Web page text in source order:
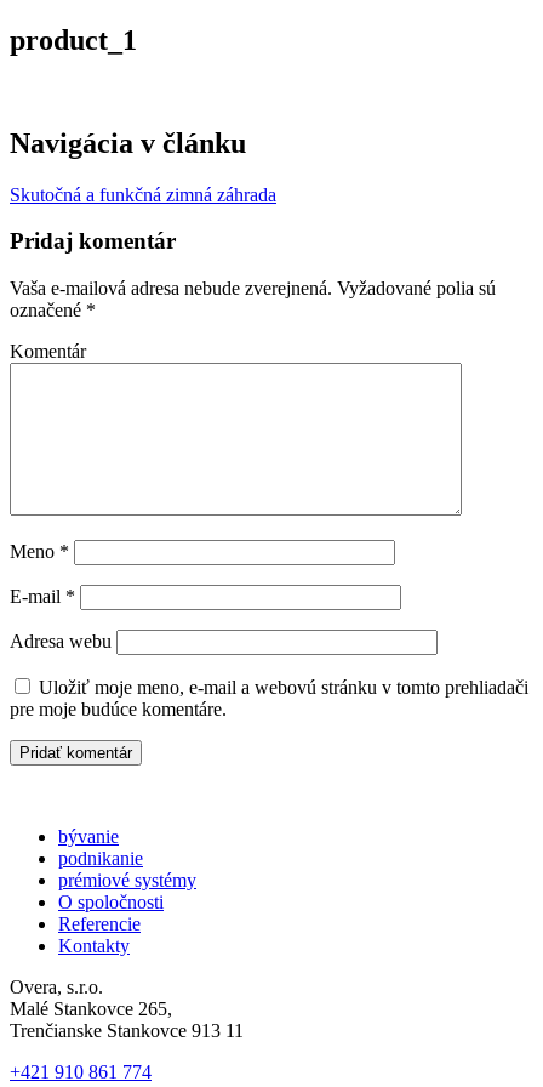
product_1
Navigácia v článku
Skutočná a funkčná zimná záhrada
Pridaj komentár
Vaša e-mailová adresa nebude zverejnená. Vyžadované polia sú
označené *
Komentár
Meno *
E-mail *
Adresa webu
Uložiť moje meno, e-mail a webovú stránku v tomto prehliadači
pre moje budúce komentáre.
bývanie
podnikanie
prémiové systémy
O spoločnosti
Referencie
Kontakty
Overa, s.r.o.
Malé Stankovce 265,
Trenčianske Stankovce 913 11
+421 910 861 774